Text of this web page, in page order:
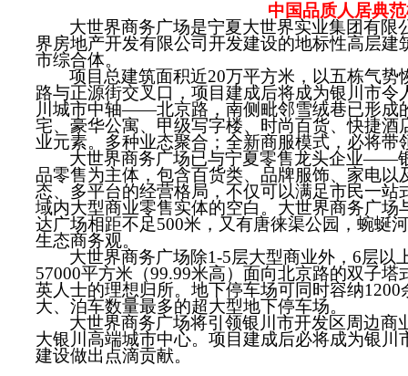
中国品质人居典
大世界商务广场是宁夏大世界实业集团有
界房地产开发有限公司开发建设的地标性高层
市综合体。
项目总建筑面积近20万平方米，以五栋气势
路与正源街交叉口，项目建成后将成为银川市
川城市中轴——北京路，南侧毗邻雪绒巷已形成
宅、豪华公寓、甲级写字楼、时尚百货、快捷
业元素。多种业态聚合；全新商服模式，必将带
大世界商务广场已与宁夏零售龙头企业——
品零售为主体，包含百货类、品牌服饰、家电
态、多平台的经营格局，不仅可以满足市民一
域内大型商业零售实体的空白。大世界商务广
达广场相距不足500米，又有唐徕渠公园，蜿蜒
生态商务观。
大世界商务广场除1-5层大型商业外，6层以
57000平方米（99.99米高）面向北京路的双子塔
英人士的理想归所。地下停车场可同时容纳1200
大、泊车数量最多的超大型地下停车场。
大世界商务广场将引领银川市开发区周边商
大银川高端城市中心。项目建成后必将成为银
建设做出点滴贡献。